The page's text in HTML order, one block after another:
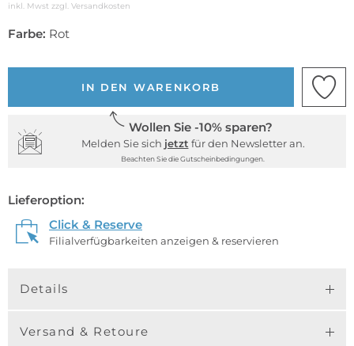
inkl. Mwst zzgl. Versandkosten
Farbe: Rot
IN DEN WARENKORB
Wollen Sie -10% sparen?
Melden Sie sich jetzt für den Newsletter an.
Beachten Sie die Gutscheinbedingungen.
Lieferoption:
Click & Reserve
Filialverfügbarkeiten anzeigen & reservieren
Details
Versand & Retoure